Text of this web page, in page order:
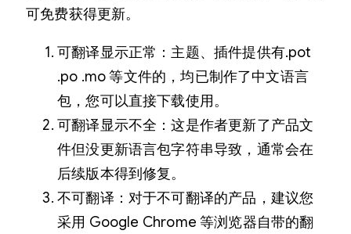
可免费获得更新。
可翻译显示正常：主题、插件提供有.pot
.po .mo 等文件的，均已制作了中文语言
包，您可以直接下载使用。
可翻译显示不全：这是作者更新了产品文
件但没更新语言包字符串导致，通常会在
后续版本得到修复。
不可翻译：对于不可翻译的产品，建议您
采用 Google Chrome 等浏览器自带的翻